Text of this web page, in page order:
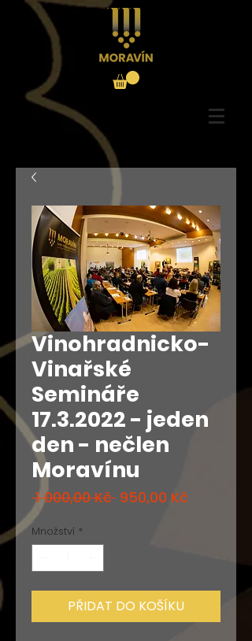
Vinohradnicko-
Vinařské
Semináře
17.3.2022 - jeden
den - nečlen
Moravínu
1 000,00 Kč Běžná
950,00 Kč
Množství *
PŘIDAT DO KOŠÍKU